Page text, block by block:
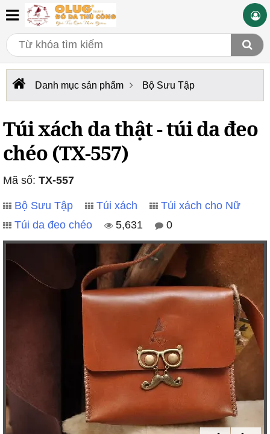
Danh mục sản phẩm Bộ Sưu Tập
Túi xách da thật - túi da đeo
chéo (TX-557)
Mã số: TX-557
Bộ Sưu Tập Túi xách
Túi xách cho Nữ
Túi da đeo chéo
5,631 0